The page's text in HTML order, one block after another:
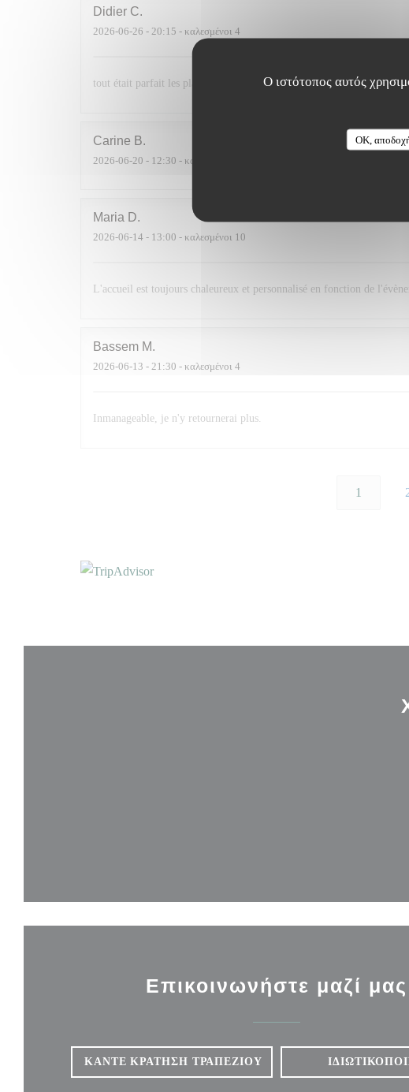
Ο ιστότοπος αυτός
OK,
Didier C
2026-06-26 - 20:15 - καλεσμένοι 4
tout était parfait les plats étaient délicieux et le service parfait et
Carine B
2026-06-20 - 12:30 - καλεσμένοι 5
Maria D
2026-06-14 - 13:00 - καλεσμένοι 10
L'accueil est toujours chaleureux et personnalisé en fonction de
Bassem M
2026-06-13 - 21:30 - καλεσμένοι 4
Inmanageable, je n'y retournerai plus.
1
Επικοινωνήστε μαζί μας
ΚΆΝΤΕ ΚΡΆΤΗΣΗ ΤΡΑΠΕΖΙΟΎ